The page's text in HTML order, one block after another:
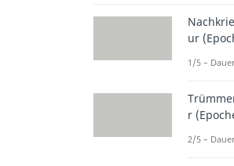
ur
1/5 –
r
2/5 –